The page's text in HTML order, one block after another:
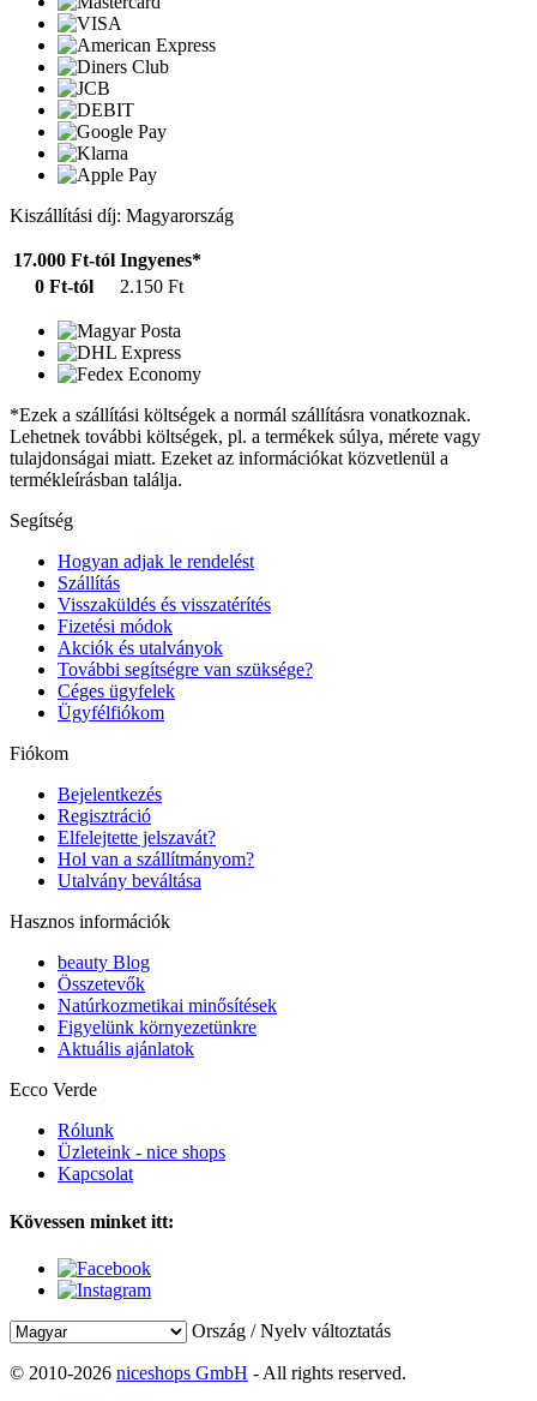
Kiszállítási díj: Magyarország
17.000 Ft-tól Ingyenes*
0 Ft-tól
2.150 Ft
*Ezek a szállítási költségek a normál szállításra vonatkoznak.
Lehetnek további költségek, pl. a termékek súlya, mérete vagy
tulajdonságai miatt. Ezeket az információkat közvetlenül a
termékleírásban találja.
Segítség
Hogyan adjak le rendelést
Szállítás
Visszaküldés és visszatérítés
Fizetési módok
Akciók és utalványok
További segítségre van szüksége?
Céges ügyfelek
Ügyfélfiókom
Fiókom
Bejelentkezés
Regisztráció
Elfelejtette jelszavát?
Hol van a szállítmányom?
Utalvány beváltása
Hasznos információk
beauty Blog
Összetevők
Natúrkozmetikai minősítések
Figyelünk környezetünkre
Aktuális ajánlatok
Ecco Verde
Rólunk
Üzleteink - nice shops
Kapcsolat
Kövessen minket itt:
Ország / Nyelv változtatás
© 2010-2026 niceshops GmbH - All rights reserved.